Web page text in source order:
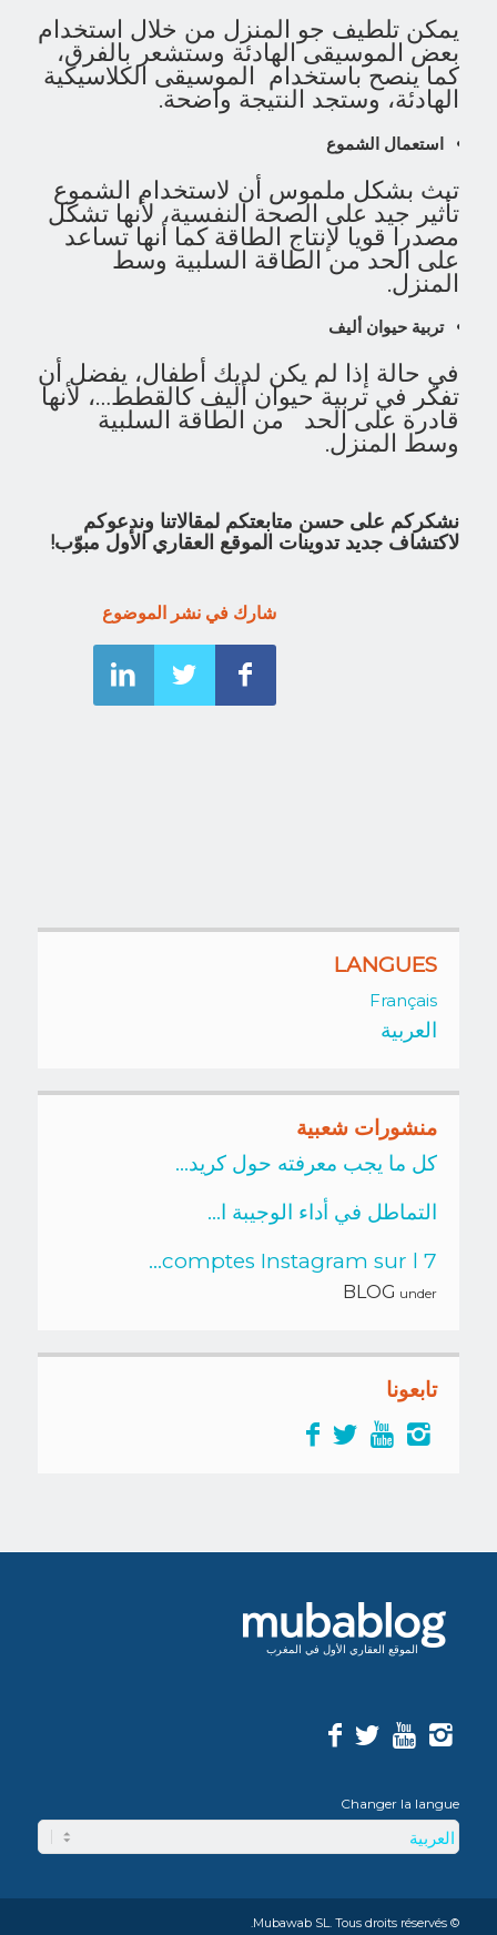
يمكن تلطيف جو المنزل من خلال استخدام
بعض الموسيقى الهادئة وستشعر بالفرق،
كما ينصح باستخدام الموسيقى الكلاسيكية
الهادئة، وستجد النتيجة واضحة.
استعمال الشموع
تبث بشكل ملموس أن لاستخدام الشموع
تأثير جيد على الصحة النفسية، لأنها تشكل
مصدرا قويا لإنتاج الطاقة كما أنها تساعد
على الحد من الطاقة السلبية وسط
المنزل.
تربية حيوان أليف
في حالة إذا لم يكن لديك أطفال، يفضل أن
تفكر في تربية حيوان أليف كالقطط…، لأنها
قادرة على الحد من الطاقة السلبية
وسط المنزل.
نشكركم على حسن متابعتكم لمقالاتنا وندعوكم
لاكتشاف جديد تدوينات الموقع العقاري الأول مبوّب!
شارك في نشر الموضوع
LANGUES
Français
العربية
منشورات شعبية
كل ما يجب معرفته حول كريد...
التماطل في أداء الوجيبة ا...
7 comptes Instagram sur l...
under
BLOG
تابعونا
الموقع العقاري الأول في المغرب
Changer la langue
© Mubawab SL. Tous droits réservés.